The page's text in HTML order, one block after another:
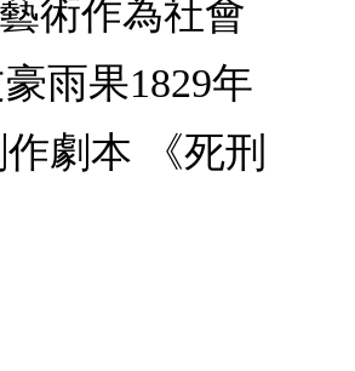
術作為社會
雨果1829年
劇本 《死刑